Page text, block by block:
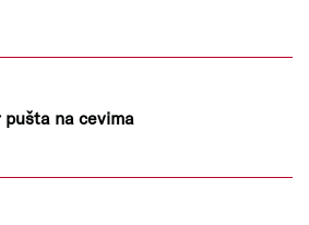
pušta na cevima